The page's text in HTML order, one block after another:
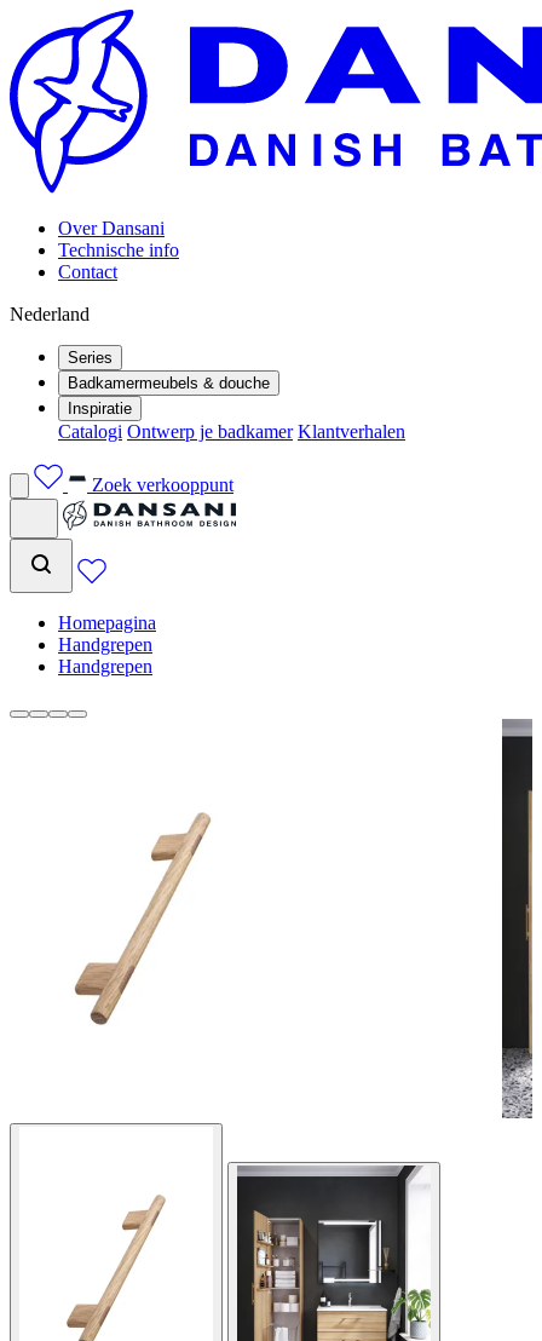
Over Dansani
Technische info
Contact
Nederland
Series
Badkamermeubels & douche
Inspiratie
Catalogi Ontwerp je badkamer Klantverhalen
Zoek verkooppunt
Homepagina
Handgrepen
Handgrepen